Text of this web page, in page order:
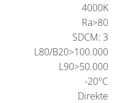
4000K
Ra>80
SDCM: 3
L80/B20>100.000
L90>50.000
-20°C
Direkte